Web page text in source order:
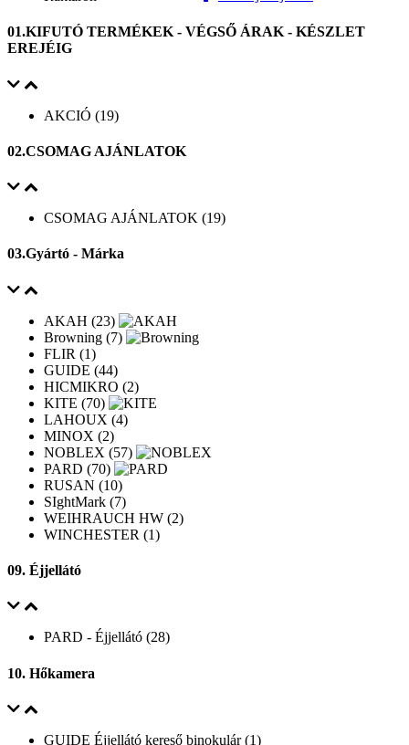
01.KIFUTÓ TERMÉKEK - VÉGSŐ ÁRAK - KÉSZLET
EREJÉIG
AKCIÓ (19)
02.CSOMAG AJÁNLATOK
CSOMAG AJÁNLATOK (19)
03.Gyártó - Márka
AKAH (23)
Browning (7)
FLIR (1)
GUIDE (44)
HICMIKRO (2)
KITE (70)
LAHOUX (4)
MINOX (2)
NOBLEX (57)
PARD (70)
RUSAN (10)
SIghtMark (7)
WEIHRAUCH HW (2)
WINCHESTER (1)
09. Éjjellátó
PARD - Éjjellátó (28)
10. Hőkamera
GUIDE Éjjellátó kereső binokulár (1)